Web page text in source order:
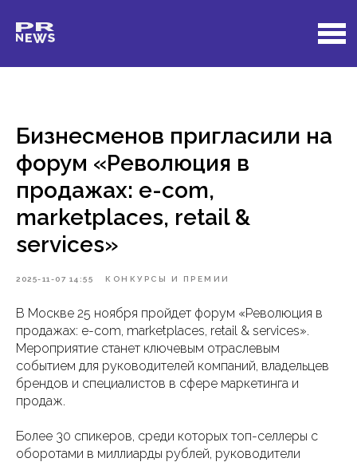
Бизнесменов пригласили на
форум «Революция в
продажах: e-com,
marketplaces, retail &
services»
2025-11-07 14:55 КОНКУРСЫ И ПРЕМИИ
В Москве 25 ноября пройдет форум «Революция в
продажах: e-com, marketplaces, retail & services».
Мероприятие станет ключевым отраслевым
событием для руководителей компаний, владельцев
брендов и специалистов в сфере маркетинга и
продаж.
Более 30 спикеров, среди которых топ-селлеры с
оборотами в миллиарды рублей, руководители